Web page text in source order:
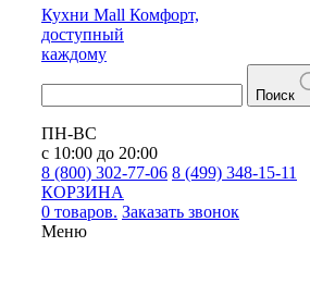
Кухни Mall Комфорт,
доступный
каждому
Поиск
ПН-ВС
с 10:00 до 20:00
8 (800) 302-77-06 8 (499) 348-15-11
КОРЗИНА
0 товаров. Заказать звонок
Меню